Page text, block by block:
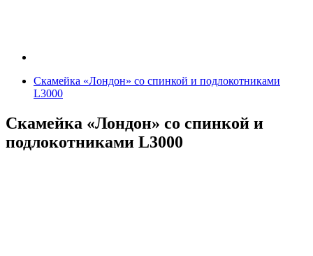
Скамейка «Лондон» со спинкой и подлокотниками
L3000
Скамейка «Лондон» со спинкой и
подлокотниками L3000